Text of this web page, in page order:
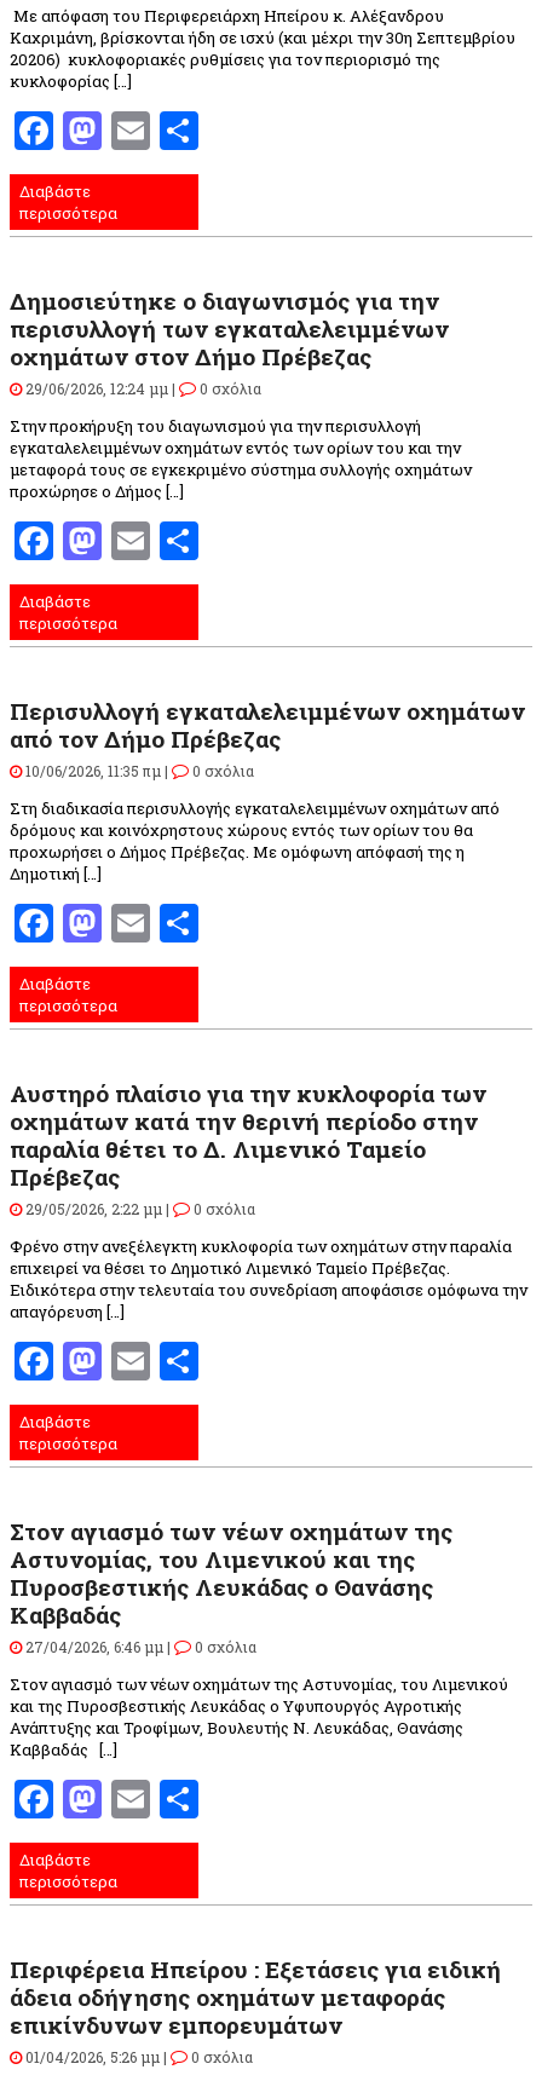
Με απόφαση του Περιφερειάρχη Ηπείρου κ. Αλέξανδρου
Καχριμάνη, βρίσκονται ήδη σε ισχύ (και μέχρι την 30η Σεπτεμβρίου
20206) κυκλοφοριακές ρυθμίσεις για τον περιορισμό της
κυκλοφορίας […]
Facebook
Mastodon
Email
Διαβάστε
περισσότερα
Δημοσιεύτηκε ο διαγωνισμός για την
περισυλλογή των εγκαταλελειμμένων
οχημάτων στον Δήμο Πρέβεζας
29/06/2026, 12:24 μμ | 0 σχόλια
Στην προκήρυξη του διαγωνισμού για την περισυλλογή
εγκαταλελειμμένων οχημάτων εντός των ορίων του και την
μεταφορά τους σε εγκεκριμένο σύστημα συλλογής οχημάτων
προχώρησε ο Δήμος […]
Facebook
Mastodon
Email
Διαβάστε
περισσότερα
Περισυλλογή εγκαταλελειμμένων οχημάτων
από τον Δήμο Πρέβεζας
10/06/2026, 11:35 πμ | 0 σχόλια
Στη διαδικασία περισυλλογής εγκαταλελειμμένων οχημάτων από
δρόμους και κοινόχρηστους χώρους εντός των ορίων του θα
προχωρήσει ο Δήμος Πρέβεζας. Με ομόφωνη απόφασή της η
Δημοτική […]
Facebook
Mastodon
Email
Διαβάστε
περισσότερα
Αυστηρό πλαίσιο για την κυκλοφορία των
οχημάτων κατά την θερινή περίοδο στην
παραλία θέτει το Δ. Λιμενικό Ταμείο
Πρέβεζας
29/05/2026, 2:22 μμ | 0 σχόλια
Φρένο στην ανεξέλεγκτη κυκλοφορία των οχημάτων στην παραλία
επιχειρεί να θέσει το Δημοτικό Λιμενικό Ταμείο Πρέβεζας.
Ειδικότερα στην τελευταία του συνεδρίαση αποφάσισε ομόφωνα την
απαγόρευση […]
Facebook
Mastodon
Email
Διαβάστε
περισσότερα
Στον αγιασμό των νέων οχημάτων της
Αστυνομίας, του Λιμενικού και της
Πυροσβεστικής Λευκάδας ο Θανάσης
Καββαδάς
27/04/2026, 6:46 μμ | 0 σχόλια
Στον αγιασμό των νέων οχημάτων της Αστυνομίας, του Λιμενικού
και της Πυροσβεστικής Λευκάδας ο Υφυπουργός Αγροτικής
Ανάπτυξης και Τροφίμων, Βουλευτής Ν. Λευκάδας, Θανάσης
Καββαδάς […]
Facebook
Mastodon
Email
Διαβάστε
περισσότερα
Περιφέρεια Ηπείρου : Εξετάσεις για ειδική
άδεια οδήγησης οχημάτων μεταφοράς
επικίνδυνων εμπορευμάτων
01/04/2026, 5:26 μμ | 0 σχόλια